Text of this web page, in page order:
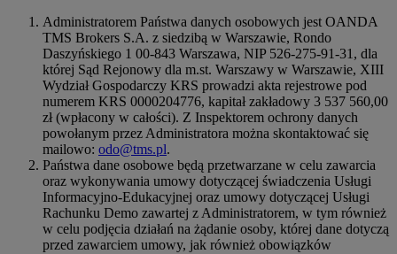
Administratorem Państwa danych osobowych jest OANDA
TMS Brokers S.A. z siedzibą w Warszawie, Rondo
Daszyńskiego 1 00-843 Warszawa, NIP 526-275-91-31, dla
której Sąd Rejonowy dla m.st. Warszawy w Warszawie, XIII
Wydział Gospodarczy KRS prowadzi akta rejestrowe pod
numerem KRS 0000204776, kapitał zakładowy 3 537 560,00
zł (wpłacony w całości). Z Inspektorem ochrony danych
powołanym przez Administratora można skontaktować się
mailowo: odo@tms.pl.
Państwa dane osobowe będą przetwarzane w celu zawarcia
oraz wykonywania umowy dotyczącej świadczenia Usługi
Informacyjno-Edukacyjnej oraz umowy dotyczącej Usługi
Rachunku Demo zawartej z Administratorem, w tym również
w celu podjęcia działań na żądanie osoby, której dane dotyczą
przed zawarciem umowy, jak również obowiązków